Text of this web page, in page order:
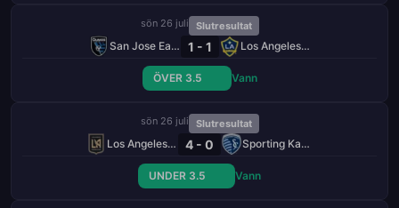
sön 26 juli Slutresultat
San Jose Earthquakes 1 - 1 Los Angeles Galaxy
ÖVER 3.5 Vann
sön 26 juli Slutresultat
Los Angeles FC 4 - 0 Sporting Kansas City
UNDER 3.5 Vann